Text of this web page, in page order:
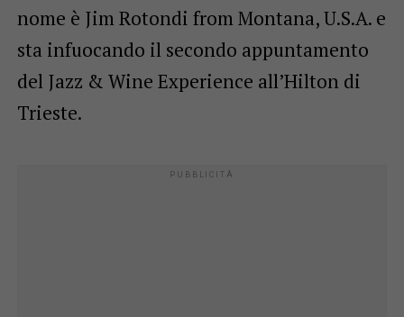
nome è Jim Rotondi from Montana, U.S.A. e
sta infuocando il secondo appuntamento
del Jazz & Wine Experience all’Hilton di
Trieste.